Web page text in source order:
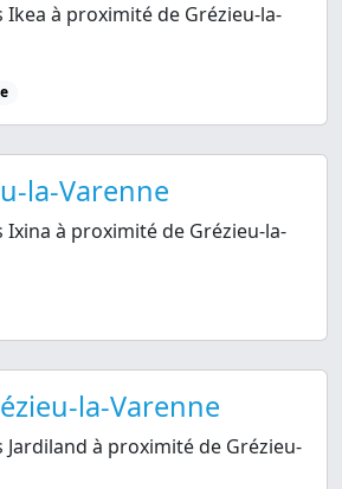
Ikea à proximité de Grézieu-la-
la-Varenne
Ixina à proximité de Grézieu-la-
la-Varenne
Jardiland à proximité de Grézieu-